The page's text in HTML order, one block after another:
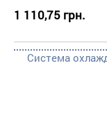
1 110,75 грн.
Система